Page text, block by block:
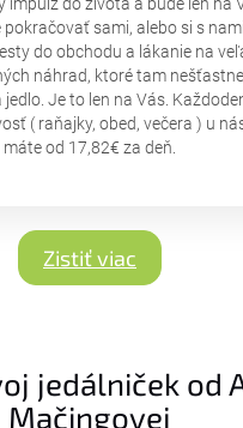
pokračovať sami, alebo si s nami
do obchodu a lákanie na
náhrad, ktoré tam nešťastne
Je to len na Vás.
( raňajky, obed, večera ) u
máte od 17,82€ za deň.
Zistiť viac
jedálniček od
Mačingovej